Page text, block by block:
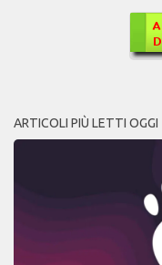
ARTICOLI PIÙ LETTI OGGI